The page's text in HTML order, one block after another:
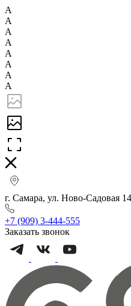
А
А
А
А
А
А
А
А
г. Самара, ул. Ново-Садовая
+7 (909) 3-444-555
Заказать звонок